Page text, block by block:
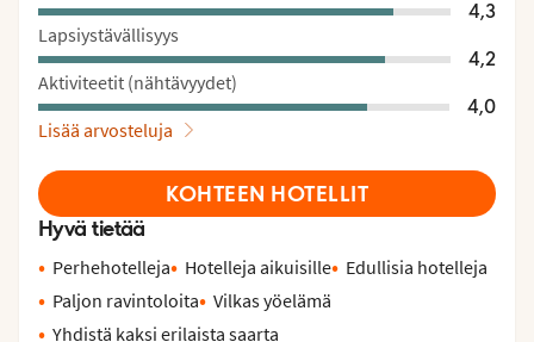
4,3
Lapsiystävällisyys
4,2
Aktiviteetit (nähtävyydet)
4,0
Lisää arvosteluja
KOHTEEN HOTELLIT
Hyvä tietää
Perhehotelleja Hotelleja aikuisille
Edullisia hotelleja
Paljon ravintoloita
Vilkas yöelämä
Yhdistä kaksi erilaista saarta